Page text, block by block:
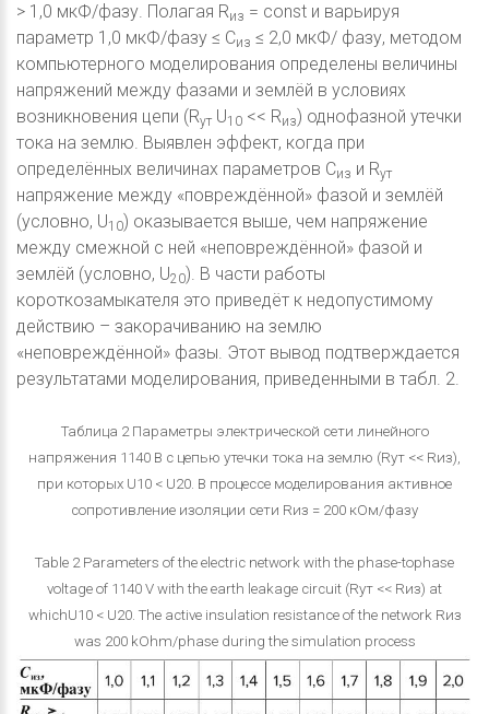
> 1,0 мкФ/фазу. Полагая Rиз = const и варьируя
параметр 1,0 мкФ/фазу ≤ Сиз ≤ 2,0 мкФ/ фазу, методом
компьютерного моделирования определены величины
напряжений между фазами и землёй в условиях
возникновения цепи (Rут U10 << Rиз) однофазной утечки
тока на землю. Выявлен эффект, когда при
определённых величинах параметров Сиз и Rут
напряжение между «повреждённой» фазой и землёй
(условно, U10) оказывается выше, чем напряжение
между смежной с ней «неповреждённой» фазой и
землёй (условно, U20). В части работы
короткозамыкателя это приведёт к недопустимому
действию – закорачиванию на землю
«неповреждённой» фазы. Этот вывод подтверждается
результатами моделирования, приведенными в табл. 2.
Таблица 2 Параметры электрической сети линейного
напряжения 1140 В с цепью утечки тока на землю (Rут << Rиз),
при которых U10 < U20. В процессе моделирования активное
сопротивление изоляции сети Rиз = 200 кОм/фазу
Table 2 Parameters of the electric network with the phase-tophase
voltage of 1140 V with the earth leakage circuit (Rут << Rиз) at
whichU10 < U20. The active insulation resistance of the network Rиз
was 200 kOhm/phase during the simulation process